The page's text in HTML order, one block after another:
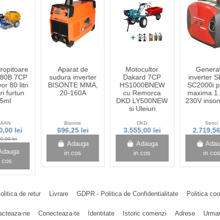
7CP
80 litri
furtun
lei
lei
cos
Aparat de
sudura inverter
BISONTE MMA,
20-160A
Bisonte
696,25 lei
Adauga
in cos
Motocultor
Dakard 7CP
HS1000BNEW
cu Remorca
DKD LY500NEW
si Uleiuri
DKD
3.555,00 lei
Adauga
in cos
inverter
SC2000i
maxima
230V
Senci
in cos
de retur Livrare GDPR - Politica de Confidentialitate Politica
ne Conecteaza-te Identitate Istoric comenzi Adrese